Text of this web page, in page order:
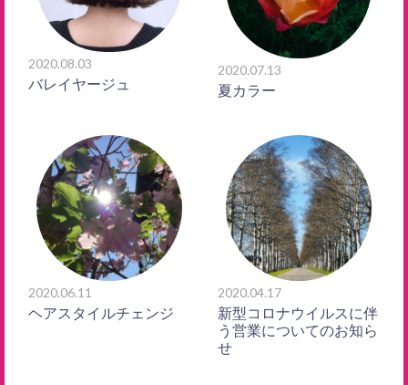
2020.08.03
バレイヤージュ
2020.07.13
夏カラー
2020.06.11
ヘアスタイルチェンジ
2020.04.17
新型コロナウイルスに伴
う営業についてのお知ら
せ